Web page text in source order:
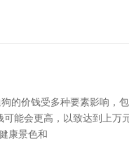
价钱受多种要素影响，
能会更高，以致达到上万
康景色和